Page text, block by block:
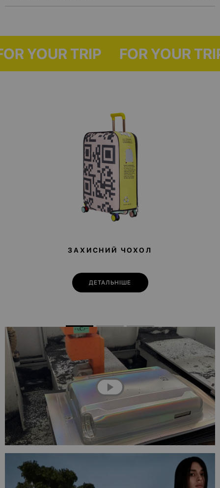
Разом з вбудованим USB-портом та power bank у комплекті модель
подарунок.
FOR YOUR TRIP FOR YOUR
ЗАХИСНИЙ ЧОХОЛ
ДЕТАЛЬНІШЕ